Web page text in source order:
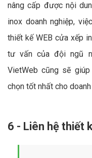
nâng cấp được nội
inox doanh nghiệp,
thiết kế WEB cửa xếp
tư vấn của đội ngũ
VietWeb cũng sẽ
chọn tốt nhất cho
6 - Liên hệ thiết